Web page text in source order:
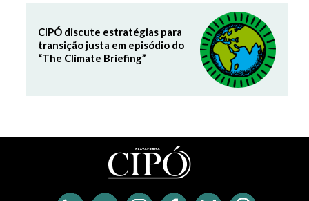
CIPÓ discute estratégias para
transição justa em episódio do
“The Climate Briefing”